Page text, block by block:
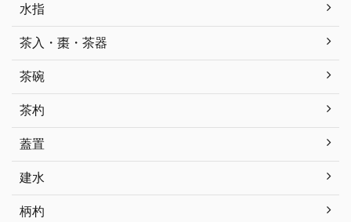
水指
茶入・棗・茶器
茶碗
茶杓
蓋置
建水
柄杓